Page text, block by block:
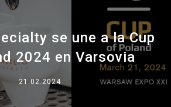
se une a la Cup
2024 en Varsovia
21.02.2024